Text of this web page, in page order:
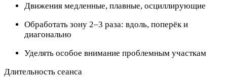
Движения медленные, плавные, осциллирующие
Обработать зону 2–3 раза: вдоль, поперёк и
диагонально
Уделять особое внимание проблемным участкам
Длительность сеанса